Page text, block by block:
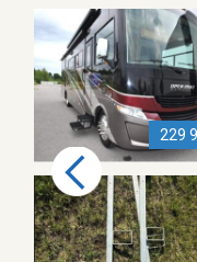
229